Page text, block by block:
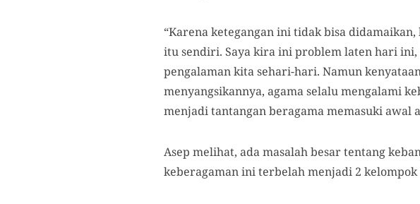
“Karena ketegangan ini tidak bisa
itu sendiri. Saya kira ini problem laten hari
pengalaman kita sehari-hari. Namun
menyangsikannya, agama selalu mengalami
menjadi tantangan beragama memasuki awal
Asep melihat, ada masalah besar tentang
keberagaman ini terbelah menjadi 2